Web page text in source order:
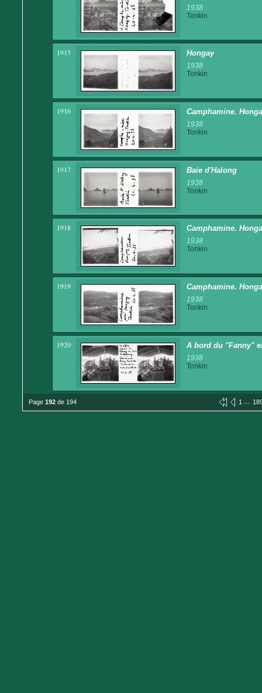
1938
Tonkin
1915 Hongay
1938
Tonkin
1916 Camphamine.
1938
Tonkin
1917 Baie d'Halong
1938
Tonkin
1918 Camphamine.
1938
Tonkin
1919 Camphamine.
1938
Tonkin
1920 A bord du "Fanny"
1938
Tonkin
Page 192 de 194 1 ...